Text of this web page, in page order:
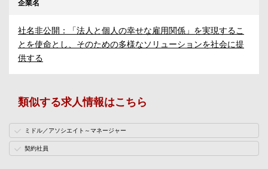
企業名
社名非公開：「法人と個人の幸せな雇用関係」を実現するこ
とを使命とし、そのための多様なソリューションを社会に提
供する
類似する求人情報はこちら
ミドル／アソシエイト～マネージャー
契約社員